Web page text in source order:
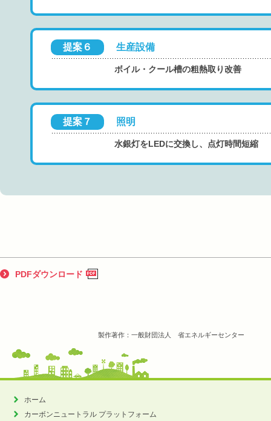
提案６ 生産設備
ボイル・クール槽の粗熱取り改善
提案７ 照明
水銀灯をLEDに交換し、点灯時間短縮
PDFダウンロード
製作著作：一般財団法人 省エネルギーセンター
ホーム
カーボンニュートラル プラットフォーム